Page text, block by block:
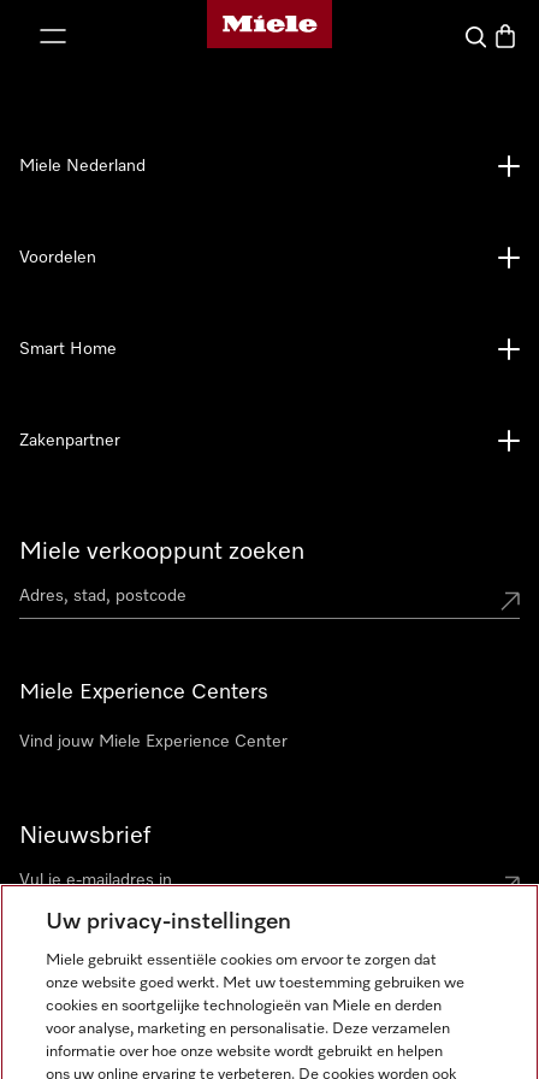
Homepage van Miele
Wat zoek
Miele verkooppunt zoeken
Miele Experience Centers
Vind jouw Miele Experience Center
Nieuwsbrief
Miele Nederland
Voordelen
Smart Home
Zakenpartner
Miele op Instagram
Miele op Facebook
Miele op Youtube
Uw privacy-instellingen
Miele gebruikt essentiële cookies om ervoor te zorgen dat
onze website goed werkt. Met uw toestemming gebruiken we
cookies en soortgelijke technologieën van Miele en derden
voor analyse, marketing en personalisatie. Deze verzamelen
informatie over hoe onze website wordt gebruikt en helpen
ons uw online ervaring te verbeteren. De cookies worden ook